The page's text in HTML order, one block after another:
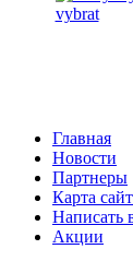
Главная
Новости
Партнеры
Карта
Написать
Акции